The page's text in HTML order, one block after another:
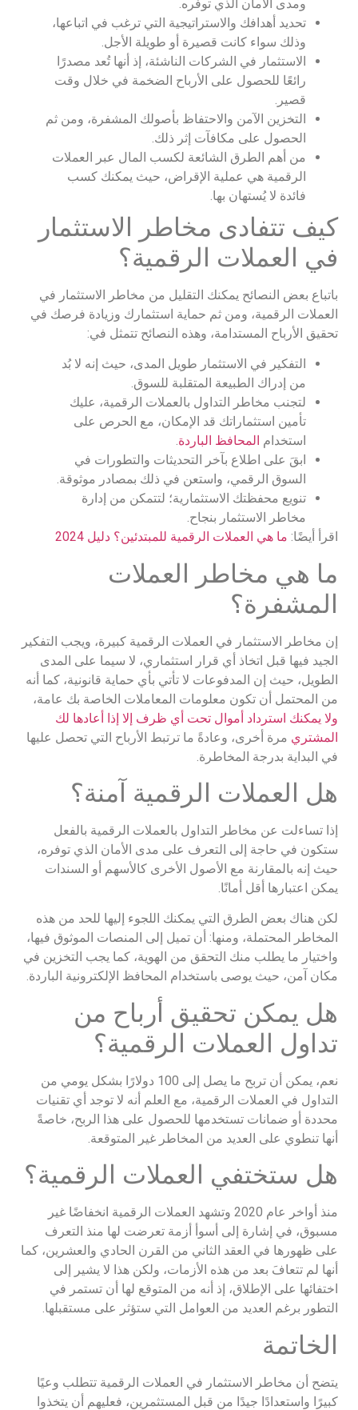
ومدى الأمان الذي توفره.
تحديد أهدافك والاستراتيجية التي ترغب في اتباعها،
وذلك سواء كانت قصيرة أو طويلة الأجل.
الاستثمار في الشركات الناشئة، إذ أنها تُعد مصدرًا
رائعًا للحصول على الأرباح الضخمة في خلال وقت
قصير.
التخزين الآمن والاحتفاظ بأصولك المشفرة، ومن ثم
الحصول على مكافآت إثر ذلك.
من أهم الطرق الشائعة لكسب المال عبر العملات
الرقمية هي عملية الإقراض، حيث يمكنك كسب
فائدة لا يُستهان بها.
كيف تتفادى مخاطر الاستثمار
في العملات الرقمية؟
باتباع بعض النصائح يمكنك التقليل من مخاطر الاستثمار في
العملات الرقمية، ومن ثم حماية استثمارك وزيادة فرصك في
تحقيق الأرباح المستدامة، وهذه النصائح تتمثل في:
التفكير في الاستثمار طويل المدى، حيث إنه لا بُد
من إدراك الطبيعة المتقلبة للسوق.
لتجنب مخاطر التداول بالعملات الرقمية، عليك
تأمين استثماراتك قد الإمكان، مع الحرص على
استخدام المحافظ الباردة.
ابقَ على اطلاع بآخر التحديثات والتطورات في
السوق الرقمي، واستعن في ذلك بمصادر موثوقة.
تنويع محفظتك الاستثمارية؛ لتتمكن من إدارة
مخاطر الاستثمار بنجاح.
اقرأ أيضًا: ما هي العملات الرقمية للمبتدئين؟ دليل 2024
ما هي مخاطر العملات
المشفرة؟
إن مخاطر الاستثمار في العملات الرقمية كبيرة، ويجب التفكير
الجيد فيها قبل اتخاذ أي قرار استثماري، لا سيما على المدى
الطويل، حيث إن المدفوعات لا تأتي بأي حماية قانونية، كما أنه
من المحتمل أن تكون معلومات المعاملات الخاصة بك عامة،
ولا يمكنك استرداد أموال تحت أي ظرف إلا إذا أعادها لك
المشتري مرة أخرى، وعادةً ما ترتبط الأرباح التي تحصل عليها
في البداية بدرجة المخاطرة.
هل العملات الرقمية آمنة؟
إذا تساءلت عن مخاطر التداول بالعملات الرقمية بالفعل
ستكون في حاجة إلى التعرف على مدى الأمان الذي توفره،
حيث إنه بالمقارنة مع الأصول الأخرى كالأسهم أو السندات
يمكن اعتبارها أقل أمانًا.
لكن هناك بعض الطرق التي يمكنك اللجوء إليها للحد من هذه
المخاطر المحتملة، ومنها: أن تميل إلى المنصات الموثوق فيها،
واختيار ما يطلب منك التحقق من الهوية، كما يجب التخزين في
مكان آمن، حيث يوصى باستخدام المحافظ الإلكترونية الباردة.
هل يمكن تحقيق أرباح من
تداول العملات الرقمية؟
نعم، يمكن أن تربح ما يصل إلى 100 دولارًا بشكل يومي من
التداول في العملات الرقمية، مع العلم أنه لا توجد أي تقنيات
محددة أو ضمانات تستخدمها للحصول على هذا الربح، خاصةً
أنها تنطوي على العديد من المخاطر غير المتوقعة.
هل ستختفي العملات الرقمية؟
منذ أواخر عام 2020 وتشهد العملات الرقمية انخفاضًا غير
مسبوق، في إشارة إلى أسوأ أزمة تعرضت لها منذ التعرف
على ظهورها في العقد الثاني من القرن الحادي والعشرين، كما
أنها لم تتعافَ بعد من هذه الأزمات، ولكن هذا لا يشير إلى
اختفائها على الإطلاق، إذ أنه من المتوقع لها أن تستمر في
التطور برغم العديد من العوامل التي ستؤثر على مستقبلها.
الخاتمة
يتضح أن مخاطر الاستثمار في العملات الرقمية تتطلب وعيًا
كبيرًا واستعدادًا جيدًا من قبل المستثمرين، فعليهم أن يتخذوا